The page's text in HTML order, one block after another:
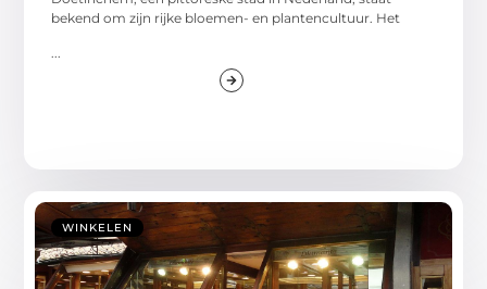
bekend om zijn rijke bloemen- en plantencultuur. Het
...
WINKELEN